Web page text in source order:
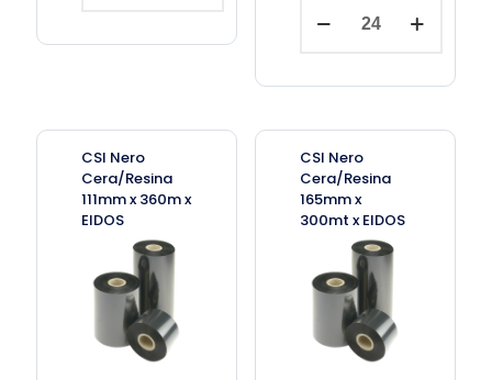
e
6
5
m
m
x
e
o
C
e
r
a
CSI Nero
Cera/Resina
111mm x 360m x
EIDOS
CSI Nero
Cera/Resina
165mm x
300mt x EIDOS